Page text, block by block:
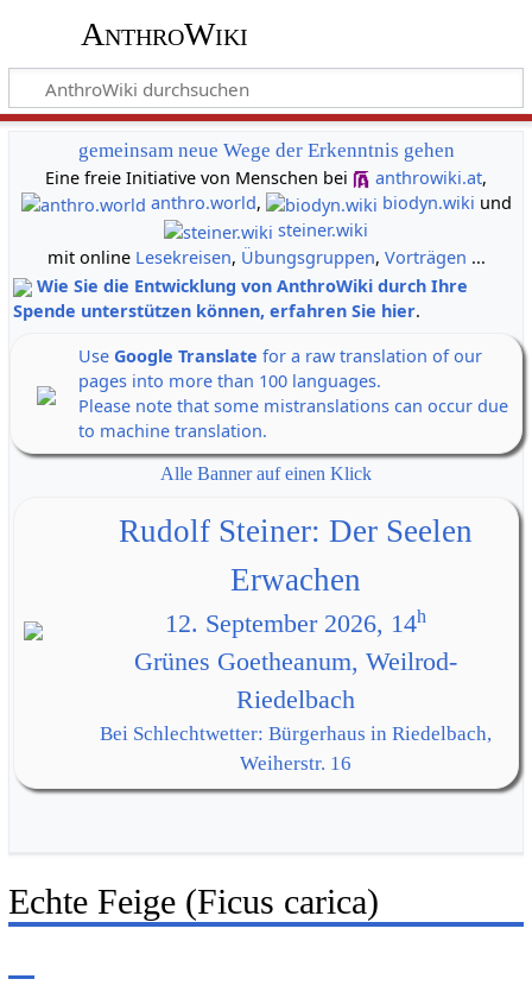
AnthroWiki
gemeinsam neue Wege der Erkenntnis gehen
Eine freie Initiative von Menschen bei
anthrowiki.at,
anthro.world, biodyn.wiki und
steiner.wiki
mit online Lesekreisen, Übungsgruppen, Vorträgen ...
Wie Sie die Entwicklung von AnthroWiki durch Ihre
Spende unterstützen können, erfahren Sie hier.
Use Google Translate for a raw translation of our
pages into more than 100 languages.
Please note that some mistranslations can occur due
to machine translation.
Alle Banner auf einen Klick
Rudolf Steiner: Der Seelen
Erwachen
12. September 2026, 14h
Grünes Goetheanum, Weilrod-
Riedelbach
Bei Schlechtwetter: Bürgerhaus in Riedelbach,
Weiherstr. 16
Echte Feige (Ficus carica)